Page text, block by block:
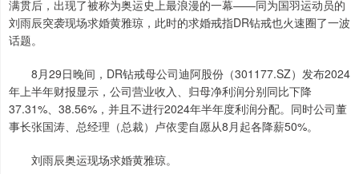
满贯后，出现了被称为奥运史上最浪漫的一幕——同为国羽运动员的
刘雨辰突袭现场求婚黄雅琼，此时的求婚戒指DR钻戒也火速圈了一波
话题。
8月29日晚间，DR钻戒母公司迪阿股份（301177.SZ）发布2024
年上半年财报显示，公司营业收入、归母净利润分别同比下降
37.31%、38.56%，并且不进行2024年半年度利润分配。同时公司董
事长张国涛、总经理（总裁）卢依雯自愿从8月起各降薪50%。
刘雨辰奥运现场求婚黄雅琼。